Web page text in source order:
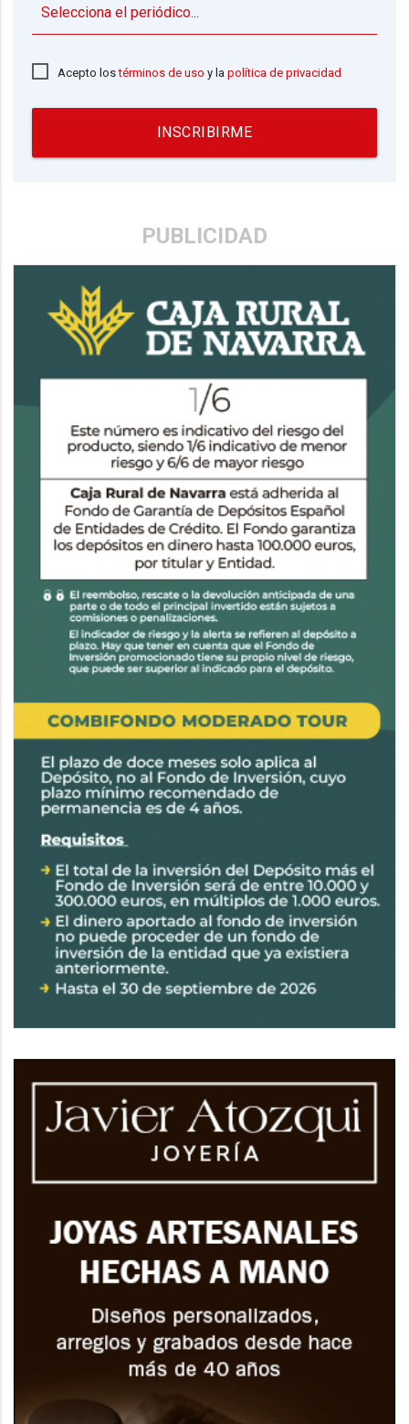
Acepto lostérminos de uso y lapolítica de privacidad
INSCRIBIRME
PUBLICIDAD